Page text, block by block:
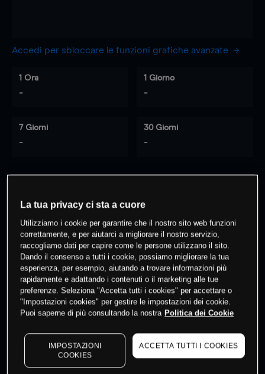
Accedi per sbloccare le funzioni grafiche avanzate
1 Ora
-
1 Giorno
-
7 Giorni
-
30 Giorni
-
questo prodotto
Fai trading
Log into see latest market data
La tua privacy ci sta a cuore
Utilizziamo i cookie per garantire che il nostro sito web funzioni
correttamente, e per aiutarci a migliorare il nostro servizio,
raccogliamo dati per capire come le persone utilizzano il sito.
Dando il consenso a tutti i cookie, possiamo migliorare la tua
esperienza, per esempio, aiutando a trovare informazioni più
rapidamente e adattando i contenuti o il marketing alle tue
preferenze. Seleziona "Accetta tutti i cookies" per accettare o
"Impostazioni cookies" per gestire le impostazioni dei cookie.
Puoi saperne di più consultando la nostra Politica dei Cookie
IMPOSTAZIONI
COOKIES
ACCETTA TUTTI I COOKIES